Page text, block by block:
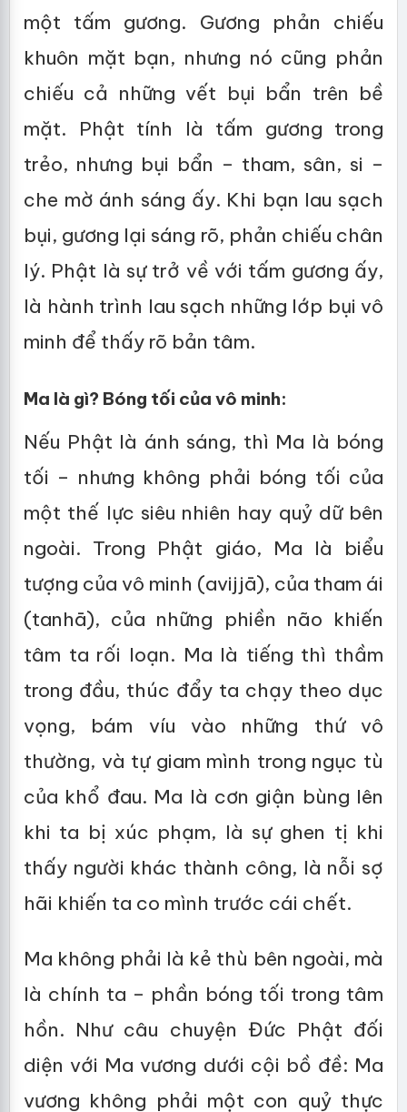
một tấm gương. Gương phản chiếu
khuôn mặt bạn, nhưng nó cũng phản
chiếu cả những vết bụi bẩn trên bề
mặt. Phật tính là tấm gương trong
trẻo, nhưng bụi bẩn – tham, sân, si –
che mờ ánh sáng ấy. Khi bạn lau sạch
bụi, gương lại sáng rõ, phản chiếu chân
lý. Phật là sự trở về với tấm gương ấy,
là hành trình lau sạch những lớp bụi vô
minh để thấy rõ bản tâm.
Ma là gì? Bóng tối của vô minh:
Nếu Phật là ánh sáng, thì Ma là bóng
tối – nhưng không phải bóng tối của
một thế lực siêu nhiên hay quỷ dữ bên
ngoài. Trong Phật giáo, Ma là biểu
tượng của vô minh (avijjā), của tham ái
(tanhā), của những phiền não khiến
tâm ta rối loạn. Ma là tiếng thì thầm
trong đầu, thúc đẩy ta chạy theo dục
vọng, bám víu vào những thứ vô
thường, và tự giam mình trong ngục tù
của khổ đau. Ma là cơn giận bùng lên
khi ta bị xúc phạm, là sự ghen tị khi
thấy người khác thành công, là nỗi sợ
hãi khiến ta co mình trước cái chết.
Ma không phải là kẻ thù bên ngoài, mà
là chính ta – phần bóng tối trong tâm
hồn. Như câu chuyện Đức Phật đối
diện với Ma vương dưới cội bồ đề: Ma
vương không phải một con quỷ thực